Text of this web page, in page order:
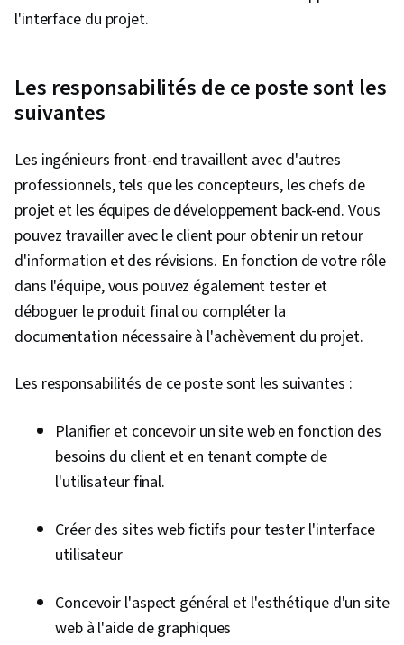
Conception de sites web, Interface utilisateur
Développement Web complet, Figma (logiciel
de conception), Éléments et principes de
Persona (Expérience utilisateur), Conception
d'interaction, Conception de l'interface
utilisateur (UI), Recherche UI/UX, Conception de
la mise en page, Revues de conception, Git
(système de contrôle de version), Intégration
frontale, Conception et développement de
sites web, Examen technique des logiciels,
Contrôle des versions, Stratégie UI/UX, Examen
test JavaScript), Accès aux données, Partage
conception de logiciels, Programmation
orientée objet (POO), Node.JS, Programmation
événementielle, Principes de programmation,
Débogage, Tests de logiciels, Génie logiciel,
Algorithmes, Communication technique,
Informatique, Pensée informatique, Théorie
des graphes, Programmation informatique,
l'interface du projet.
Les responsabilités de ce poste sont les
suivantes
Les ingénieurs front-end travaillent avec d'autres
professionnels, tels que les concepteurs, les chefs de
projet et les équipes de développement back-end. Vous
pouvez travailler avec le client pour obtenir un retour
d'information et des révisions. En fonction de votre rôle
dans l'équipe, vous pouvez également tester et
déboguer le produit final ou compléter la
documentation nécessaire à l'achèvement du projet.
Les responsabilités de ce poste sont les suivantes :
Planifier et concevoir un site web en fonction des
besoins du client et en tenant compte de
l'utilisateur final.
Créer des sites web fictifs pour tester l'interface
utilisateur
Concevoir l'aspect général et l'esthétique d'un site
web à l'aide de graphiques